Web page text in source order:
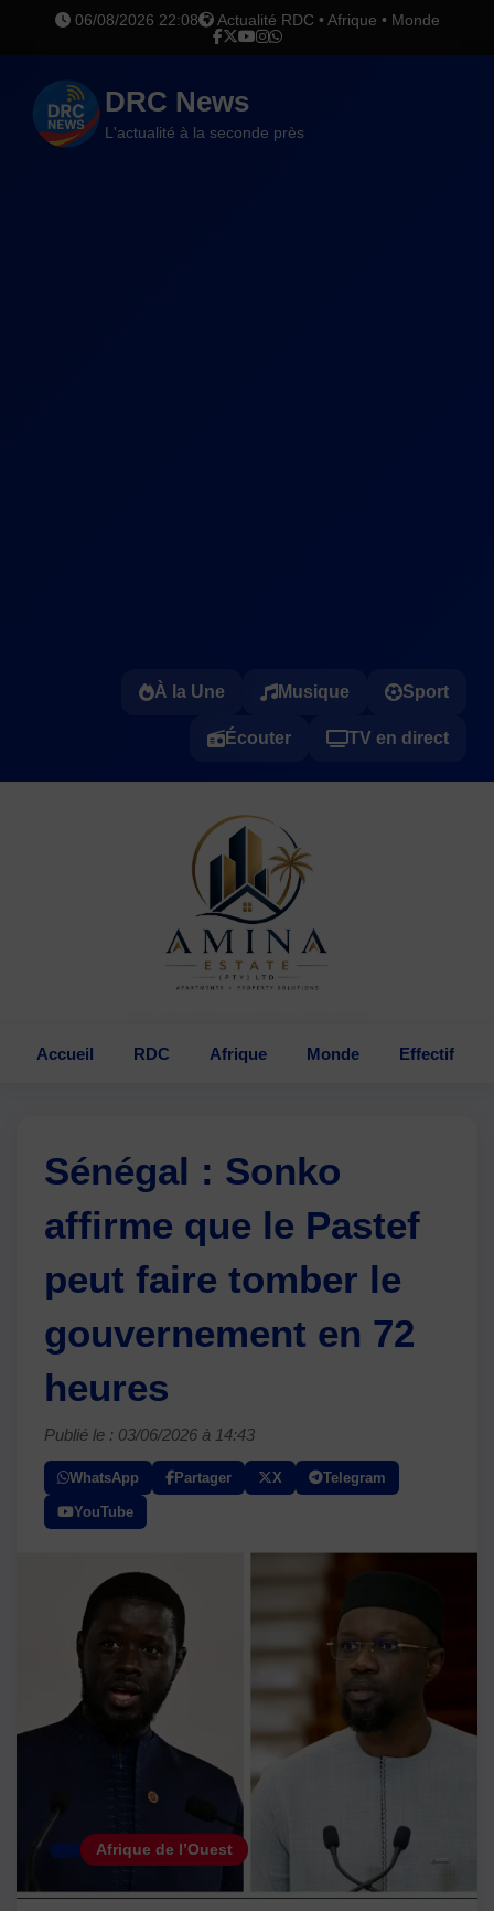
06/08/2026 22:08 Actualité RDC • Afrique • Monde
DRC News
L'actualité à la seconde près
À la Une Musique Sport
Écouter TV en direct
Accueil RDC Afrique Monde Effectif
Sénégal : Sonko
affirme que le Pastef
peut faire tomber le
gouvernement en 72
heures
Publié le : 03/06/2026 à 14:43
WhatsApp Partager X Telegram
YouTube
Afrique de l’Ouest